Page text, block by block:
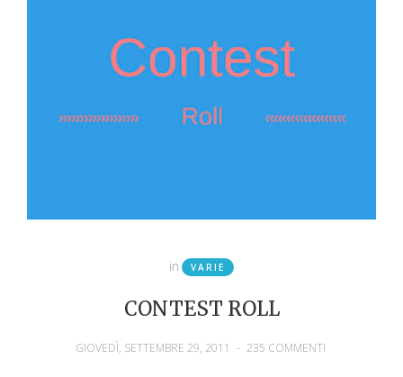
in VARIE
CONTEST ROLL
GIOVEDÌ, SETTEMBRE 29, 2011 - 235 COMMENTI